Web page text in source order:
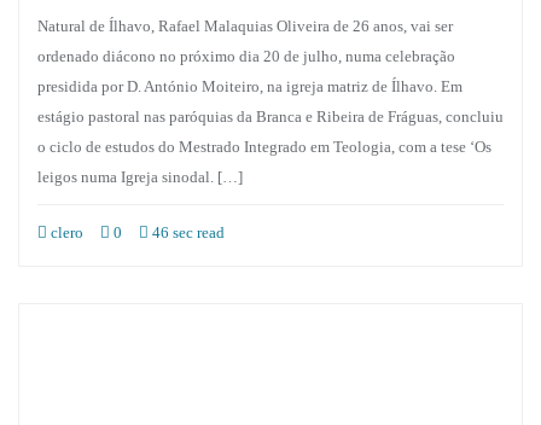
Natural de Ílhavo, Rafael Malaquias Oliveira de 26 anos, vai ser
ordenado diácono no próximo dia 20 de julho, numa celebração
presidida por D. António Moiteiro, na igreja matriz de Ílhavo. Em
estágio pastoral nas paróquias da Branca e Ribeira de Fráguas, concluiu
o ciclo de estudos do Mestrado Integrado em Teologia, com a tese ‘Os
leigos numa Igreja sinodal. […]
clero 0 46 sec read